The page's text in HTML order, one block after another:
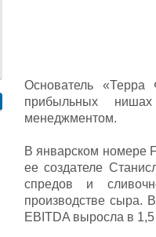
Основатель
прибыльных
менеджментом.
В январском номере
ее создателе
спредов и
производстве сыра.
EBITDA выросла в